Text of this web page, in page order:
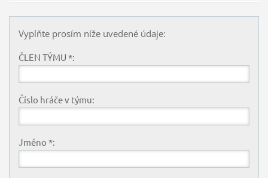
Vyplňte prosím níže uvedené údaje:
ČLEN TÝMU *:
Číslo hráče v týmu:
Jméno *: